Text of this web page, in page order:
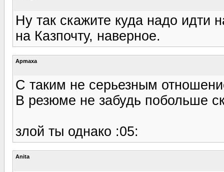
Ну так скажите куда надо идти
на Казпочту, наверное.
Apmaxa
С таким не серьезным
В резюме не забудь побольше
злой ты однако :05:
Anita